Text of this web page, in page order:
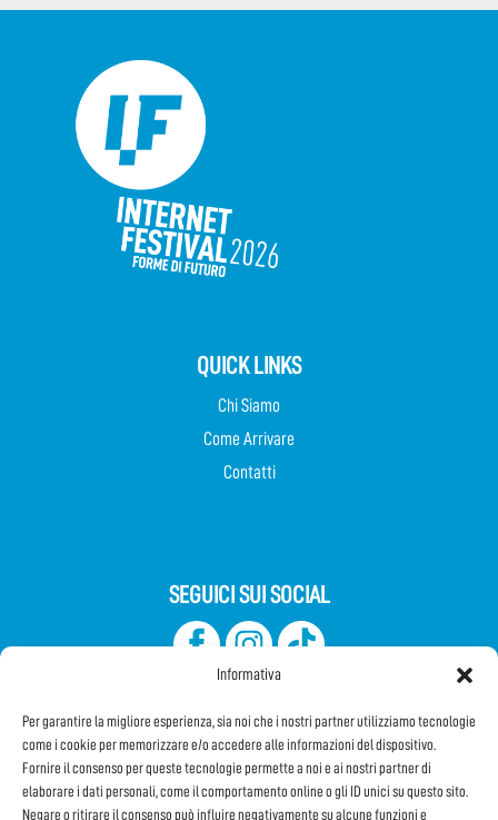
Informativa
Per garantire la migliore esperienza, sia noi che i nostri partner utilizziamo tecnologie
come i cookie per memorizzare e/o accedere alle informazioni del dispositivo.
Fornire il consenso per queste tecnologie permette a noi e ai nostri partner di
elaborare i dati personali, come il comportamento online o gli ID unici su questo sito.
Negare o ritirare il consenso può influire negativamente su alcune funzioni e
QUICK LINKS
Chi Siamo
Come Arrivare
Contatti
SEGUICI SUI SOCIAL
Iscriviti alla Newsletter